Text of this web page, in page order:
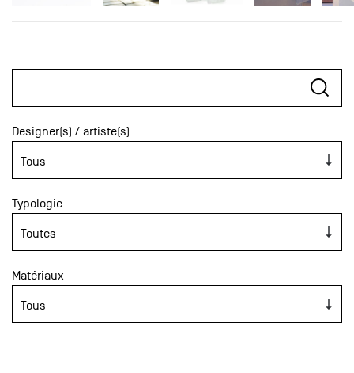
Designer(s) / artiste(s)
Typologie
Matériaux